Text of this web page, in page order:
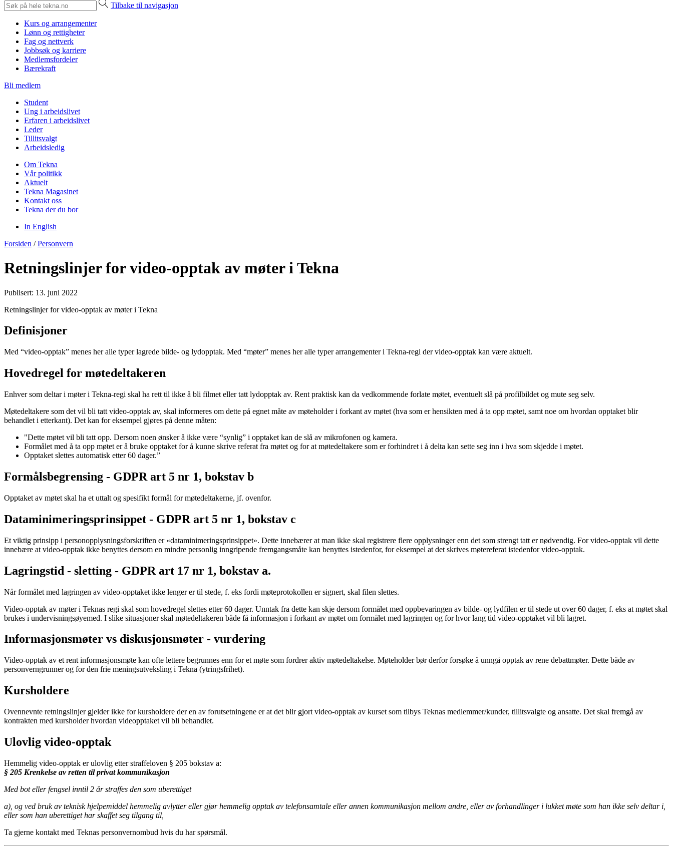
Tilbake til navigasjon
Kurs og arrangementer
Lønn og rettigheter
Fag og nettverk
Jobbsøk og karriere
Medlemsfordeler
Bærekraft
Bli medlem
Student
Ung i arbeidslivet
Erfaren i arbeidslivet
Leder
Tillitsvalgt
Arbeidsledig
Om Tekna
Vår politikk
Aktuelt
Tekna Magasinet
Kontakt oss
Tekna der du bor
In English
Forsiden / Personvern
Retningslinjer for video-opptak av møter i Tekna
Publisert: 13. juni 2022
Retningslinjer for video-opptak av møter i Tekna
Definisjoner
Med “video-opptak” menes her alle typer lagrede bilde- og lydopptak. Med “møter” menes her alle typer arrangementer i Tekna-regi der video-opptak kan være aktuelt.
Hovedregel for møtedeltakeren
Enhver som deltar i møter i Tekna-regi skal ha rett til ikke å bli filmet eller tatt lydopptak av. Rent praktisk kan da vedkommende forlate møtet, eventuelt slå på profilbildet og mute seg selv.
Møtedeltakere som det vil bli tatt video-opptak av, skal informeres om dette på egnet måte av møteholder i forkant av møtet (hva som er hensikten med å ta opp møtet, samt noe om hvordan opptaket blir
behandlet i etterkant). Det kan for eksempel gjøres på denne måten:
"Dette møtet vil bli tatt opp. Dersom noen ønsker å ikke være “synlig” i opptaket kan de slå av mikrofonen og kamera.
Formålet med å ta opp møtet er å bruke opptaket for å kunne skrive referat fra møtet og for at møtedeltakere som er forhindret i å delta kan sette seg inn i hva som skjedde i møtet.
Opptaket slettes automatisk etter 60 dager.”
Formålsbegrensing - GDPR art 5 nr 1, bokstav b
Opptaket av møtet skal ha et uttalt og spesifikt formål for møtedeltakerne, jf. ovenfor.
Dataminimeringsprinsippet - GDPR art 5 nr 1, bokstav c
Et viktig prinsipp i personopplysningsforskriften er «dataminimeringsprinsippet». Dette innebærer at man ikke skal registrere flere opplysninger enn det som strengt tatt er nødvendig. For video-opptak vil dette
innebære at video-opptak ikke benyttes dersom en mindre personlig inngripende fremgangsmåte kan benyttes istedenfor, for eksempel at det skrives møtereferat istedenfor video-opptak.
Lagringstid - sletting - GDPR art 17 nr 1, bokstav a.
Når formålet med lagringen av video-opptaket ikke lenger er til stede, f. eks fordi møteprotokollen er signert, skal filen slettes.
Video-opptak av møter i Teknas regi skal som hovedregel slettes etter 60 dager. Unntak fra dette kan skje dersom formålet med oppbevaringen av bilde- og lydfilen er til stede ut over 60 dager, f. eks at møtet skal
brukes i undervisningsøyemed. I slike situasjoner skal møtedeltakeren både få informasjon i forkant av møtet om formålet med lagringen og for hvor lang tid video-opptaket vil bli lagret.
Informasjonsmøter vs diskusjonsmøter - vurdering
Video-opptak av et rent informasjonsmøte kan ofte lettere begrunnes enn for et møte som fordrer aktiv møtedeltakelse. Møteholder bør derfor forsøke å unngå opptak av rene debattmøter. Dette både av
personverngrunner og for den frie meningsutveksling i Tekna (ytringsfrihet).
Kursholdere
Ovennevnte retningslinjer gjelder ikke for kursholdere der en av forutsetningene er at det blir gjort video-opptak av kurset som tilbys Teknas medlemmer/kunder, tillitsvalgte og ansatte. Det skal fremgå av
kontrakten med kursholder hvordan videopptaket vil bli behandlet.
Ulovlig video-opptak
Hemmelig video-opptak er ulovlig etter straffeloven § 205 bokstav a:
§ 205 Krenkelse av retten til privat kommunikasjon
Med bot eller fengsel inntil 2 år straffes den som uberettiget
a), og ved bruk av teknisk hjelpemiddel hemmelig avlytter eller gjør hemmelig opptak av telefonsamtale eller annen kommunikasjon mellom andre, eller av forhandlinger i lukket møte som han ikke selv deltar i,
eller som han uberettiget har skaffet seg tilgang til,
Ta gjerne kontakt med Teknas personvernombud hvis du har spørsmål.